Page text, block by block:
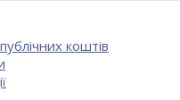
коштів
відділу та відділу